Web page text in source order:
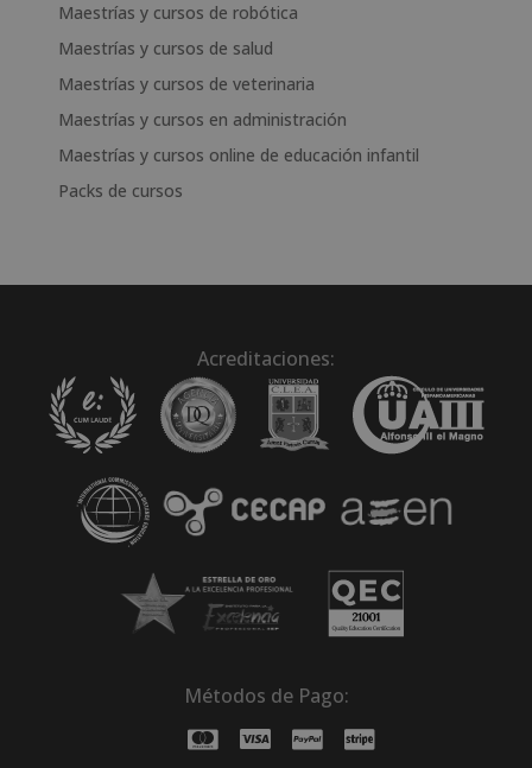
Maestrías y cursos de robótica
Maestrías y cursos de salud
Maestrías y cursos de veterinaria
Maestrías y cursos en administración
Maestrías y cursos online de educación infantil
Packs de cursos
Acreditaciones:
Métodos de Pago: